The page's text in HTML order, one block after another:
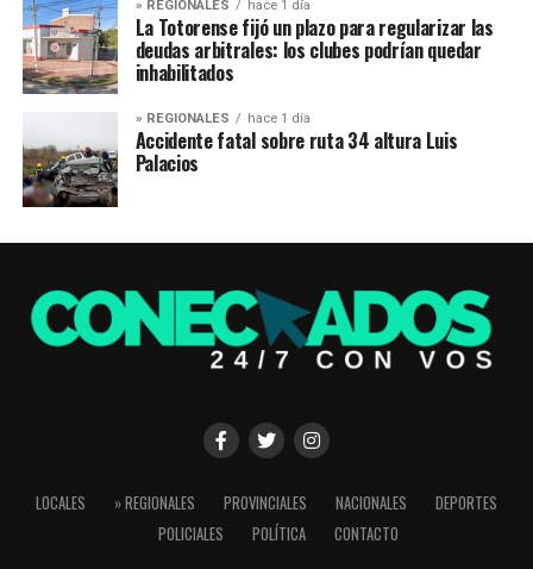
» REGIONALES hace 1 día
La Totorense fijó un plazo para regularizar las
deudas arbitrales: los clubes podrían quedar
inhabilitados
» REGIONALES hace 1 día
Accidente fatal sobre ruta 34 altura Luis
Palacios
LOCALES » REGIONALES PROVINCIALES NACIONALES
DEPORTES
POLICIALES
POLÍTICA CONTACTO